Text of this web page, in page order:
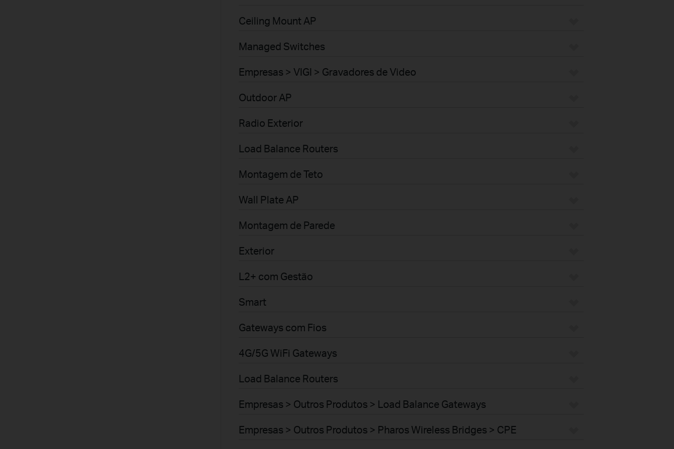
Ceiling Mount AP
Managed Switches
Empresas > VIGI > Gravadores de Video
Outdoor AP
Radio Exterior
Load Balance Routers
Montagem de Teto
Wall Plate AP
Montagem de Parede
Exterior
L2+ com Gestão
Smart
Gateways com Fios
4G/5G WiFi Gateways
Load Balance Routers
Empresas > Outros Produtos > Load Balance Gateways
Empresas > Outros Produtos > Pharos Wireless Bridges > CPE